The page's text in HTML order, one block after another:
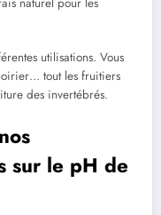
utilisations. Vous
tout les fruitiers
des invertébrés.
sur le pH de